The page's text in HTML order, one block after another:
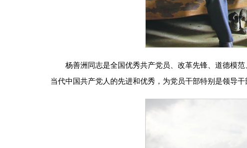
杨善洲同志是全国优秀共产党员、改革先锋、道德模
当代中国共产党人的先进和优秀，为党员干部特别是领导